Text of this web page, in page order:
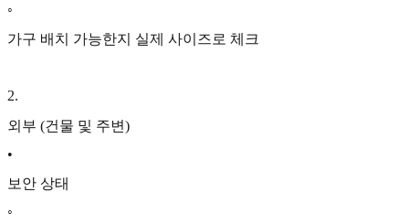
◦
가구 배치 가능한지 실제 사이즈로 체크
2.
외부 (건물 및 주변)
•
보안 상태
◦